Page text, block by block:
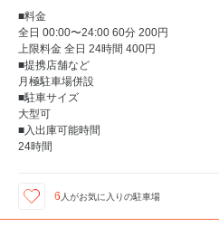
■料金
全日 00:00〜24:00 60分 200円
上限料金 全日 24時間 400円
■提携店舗など
月極駐車場併設
■駐車サイズ
大型可
■入出庫可能時間
24時間
6 人がお気に入りの駐車場